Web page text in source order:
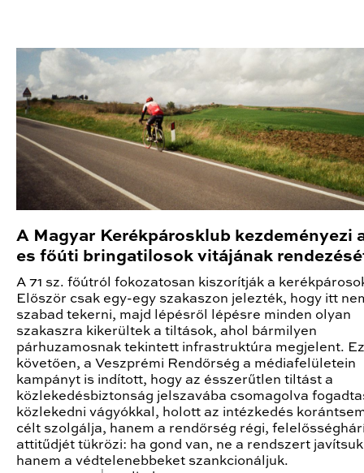
A Magyar Kerékpárosklub kezdeményezi
es főúti bringatilosok vitájának
A 71 sz. főútról fokozatosan kiszorítják a
Először csak egy-egy szakaszon jelezték, hogy itt
szabad tekerni, majd lépésről lépésre minden olyan
szakaszra kikerültek a tiltások, ahol bármilyen
párhuzamosnak tekintett infrastruktúra megjelent.
követően, a Veszprémi Rendőrség a médiafelületein
kampányt is indított, hogy az ésszerűtlen tiltást a
közlekedésbiztonság jelszavába csomagolva
közlekedni vágyókkal, holott az intézkedés
célt szolgálja, hanem a rendőrség régi,
attitűdjét tükrözi: ha gond van, ne a rendszert
hanem a védtelenebbeket szankcionáljuk.